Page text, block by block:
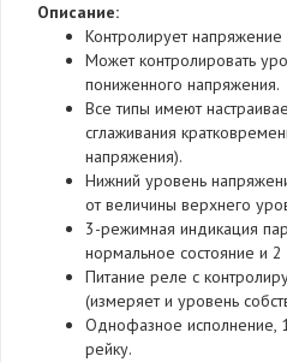
Описание:
Контролирует
Может контролировать
пониженного напряжения.
Все типы имеют
сглаживания
напряжения).
Нижний уровень
от величины верхнего
3-режимная индикация
нормальное состояние и
Питание реле с
(измеряет и уровень
Однофазное исполнение,
рейку.